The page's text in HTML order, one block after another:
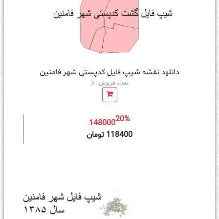
دانلود نقشه شیپ فایل کدپستی شهر فامنین
تعداد فروش : 5
14800020%
118400 تومان